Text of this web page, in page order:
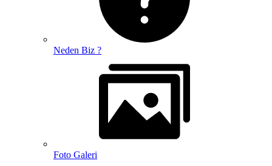
Neden Biz ?
Foto Galeri